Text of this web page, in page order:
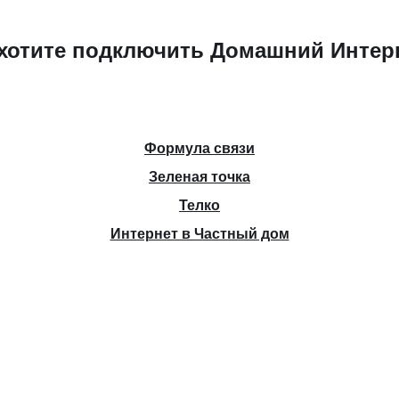
подключить Домашний
Формула связи
Зеленая точка
Телко
Интернет в Частный дом